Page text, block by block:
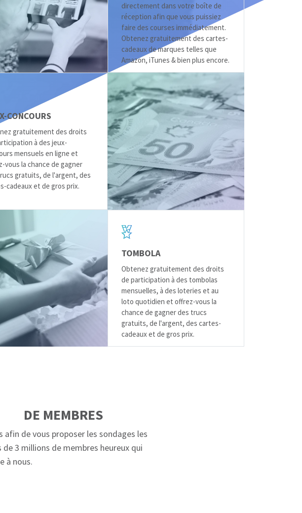
directement dans votre boîte de
réception afin que vous puissiez
faire des courses immédiatement.
Obtenez gratuitement des cartes-
cadeaux de marques telles que
Amazon, iTunes & bien plus encore.
CONCOURS
gratuitement des droits
à des jeux-
mensuels en ligne et
vous la chance de gagner
gratuits, de l'argent, des
cadeaux et de gros prix.
TOMBOLA
Obtenez gratuitement des droits
de participation à des tombolas
mensuelles, à des loteries et au
loto quotidien et offrez-vous la
chance de gagner des trucs
gratuits, de l'argent, des cartes-
cadeaux et de gros prix.
DE MEMBRES
de vous proposer les sondages les
3 millions de membres heureux qui
à nous.